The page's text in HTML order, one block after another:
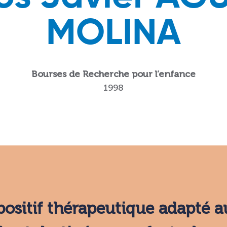
MOLINA
Bourses de Recherche pour l’enfance
1998
thérapeutique adapté